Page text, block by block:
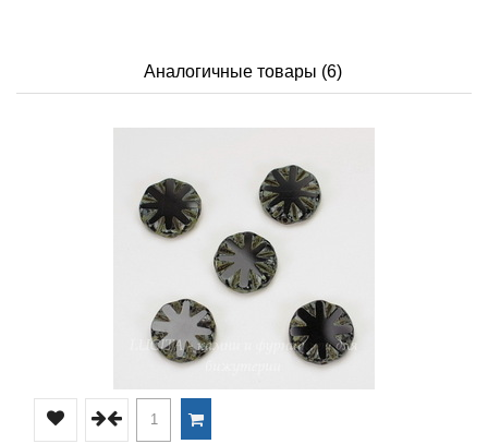
Аналогичные товары (6)